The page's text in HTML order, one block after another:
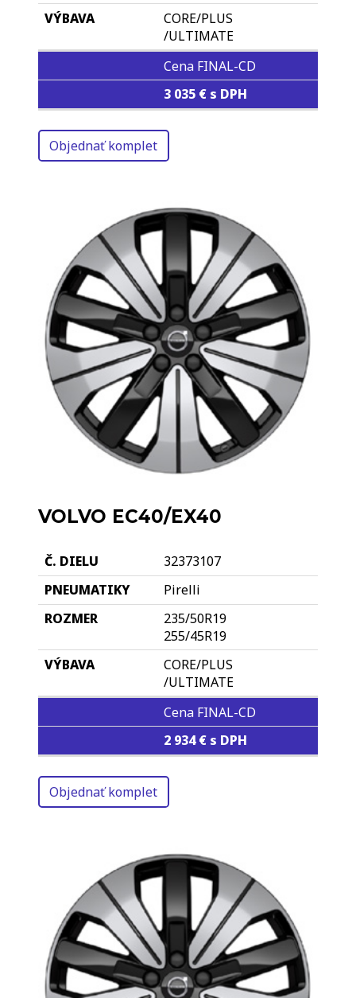
CORE/PLUS
/ULTIMATE
Cena FINAL-CD
3 035 € s DPH
Objednať komplet
VOLVO EC40/EX40
32373107
Pirelli
235/50R19
255/45R19
CORE/PLUS
/ULTIMATE
Cena FINAL-CD
2 934 € s DPH
Objednať komplet